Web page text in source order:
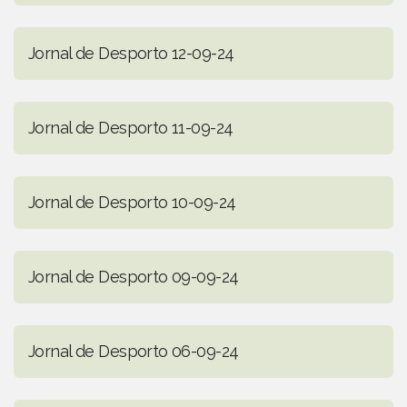
Jornal de Desporto 12-09-24
Jornal de Desporto 11-09-24
Jornal de Desporto 10-09-24
Jornal de Desporto 09-09-24
Jornal de Desporto 06-09-24